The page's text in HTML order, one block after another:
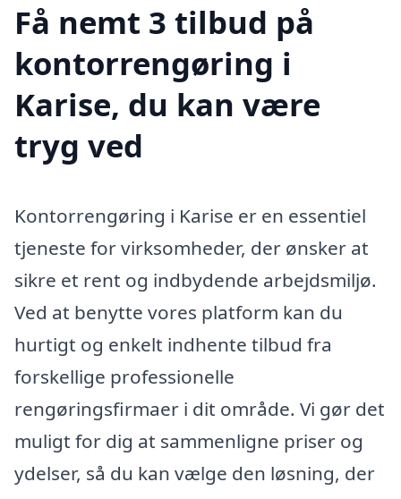
Få nemt 3 tilbud på
kontorrengøring i
Karise, du kan være
tryg ved
Kontorrengøring i Karise er en essentiel
tjeneste for virksomheder, der ønsker at
sikre et rent og indbydende arbejdsmiljø.
Ved at benytte vores platform kan du
hurtigt og enkelt indhente tilbud fra
forskellige professionelle
rengøringsfirmaer i dit område. Vi gør det
muligt for dig at sammenligne priser og
ydelser, så du kan vælge den løsning, der